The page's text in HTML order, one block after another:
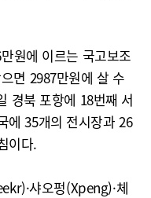
원에 이르는 국고보조
면 2987만원에 살 수
경북 포항에 18번째 서
에 35개의 전시장과 26
이다.
샤오펑(Xpeng)·체